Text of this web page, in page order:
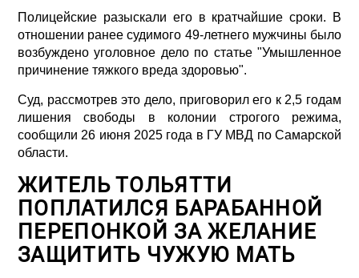
Полицейские разыскали его в кратчайшие сроки. В
отношении ранее судимого 49-летнего мужчины было
возбуждено уголовное дело по статье "Умышленное
причинение тяжкого вреда здоровью".
Суд, рассмотрев это дело, приговорил его к 2,5 годам
лишения свободы в колонии строгого режима,
сообщили 26 июня 2025 года в ГУ МВД по Самарской
области.
ЖИТЕЛЬ ТОЛЬЯТТИ
ПОПЛАТИЛСЯ БАРАБАННОЙ
ПЕРЕПОНКОЙ ЗА ЖЕЛАНИЕ
ЗАЩИТИТЬ ЧУЖУЮ МАТЬ